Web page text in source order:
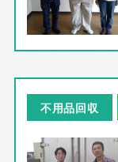
不用品回収